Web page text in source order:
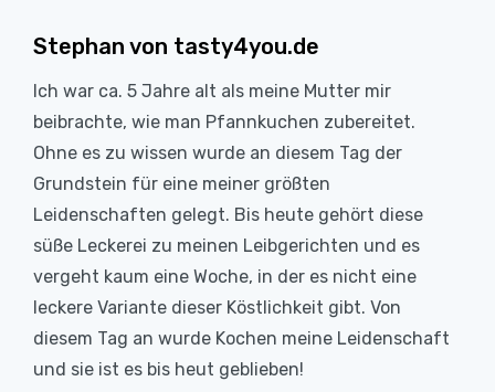
Stephan von tasty4you.de
Ich war ca. 5 Jahre alt als meine Mutter mir
beibrachte, wie man Pfannkuchen zubereitet.
Ohne es zu wissen wurde an diesem Tag der
Grundstein für eine meiner größten
Leidenschaften gelegt. Bis heute gehört diese
süße Leckerei zu meinen Leibgerichten und es
vergeht kaum eine Woche, in der es nicht eine
leckere Variante dieser Köstlichkeit gibt. Von
diesem Tag an wurde Kochen meine Leidenschaft
und sie ist es bis heut geblieben!